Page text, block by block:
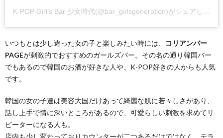
いつもとは少し違った女の子と楽しみたい時には、
コリアンバー
PAGEが刺激的でおすすめのガールズバー。その名の通り韓国バー
でもあるので韓国のお酒が好きな人や、K-POP好きの人からも人気
です。
韓国の女の子達は美容大国だけあって綺麗な肌に若々しさがあり、
話し上手で情に深いところがあるので、可愛らしい刺激を求めてリ
ピーターになる人も。
店内も少し変わっておりカウンターが二つあるだけではなく、テラ